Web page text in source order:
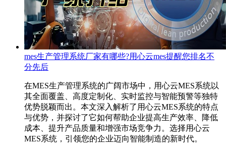
mes生产管理系统厂家有哪些?用心云mes提醒您排名不
分先后
在MES生产管理系统的广阔市场中，用心云MES系统以
其全面覆盖、高度定制化、实时监控与智能预警等独特
优势脱颖而出。本文深入解析了用心云MES系统的特点
与优势，并探讨了它如何帮助企业提高生产效率、降低
成本、提升产品质量和增强市场竞争力。选择用心云
MES系统，引领您的企业迈向智能制造的新时代。